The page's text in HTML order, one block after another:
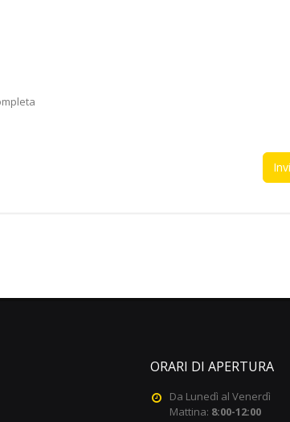
ORARI DI APERTURA
Da Lunedì al Venerdì
Mattina: 8:00-12:00